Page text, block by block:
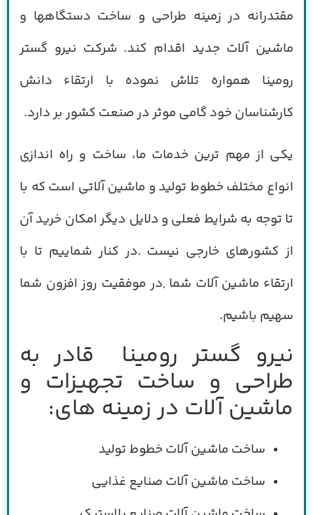
مقتدرانه در زمینه طراحی و ساخت دستگاهها و
ماشین آلات جدید اقدام کند. شرکت نیرو گستر
رومینا همواره تلاش نموده با ارتقاء دانش
کارشناسان خود گامی موثر در صنعت کشور بر دارد.
یکی از مهم ترین خدمات ما، ساخت و راه اندازی
انواع مختلف خطوط تولید و ماشین آلاتی است که با
تا توجه به شرایط فعلی و دلایل دیگر امکان خرید آن
از کشورهای خارجی نیست .در کنار شماییم تا با
ارتقاء ماشین آلات شما ,در موفقیت روز افزون شما
سهیم باشیم.
نیرو گستر رومینا قادر به
طراحی و ساخت تجهیزات و
ماشین آلات در زمینه های:
ساخت ماشین آلات خطوط تولید
ساخت ماشین آلات صنایع غذایی